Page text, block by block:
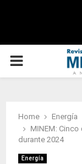
PRIMARY
Home
Energía
MINEM:
durante 2024
Energía